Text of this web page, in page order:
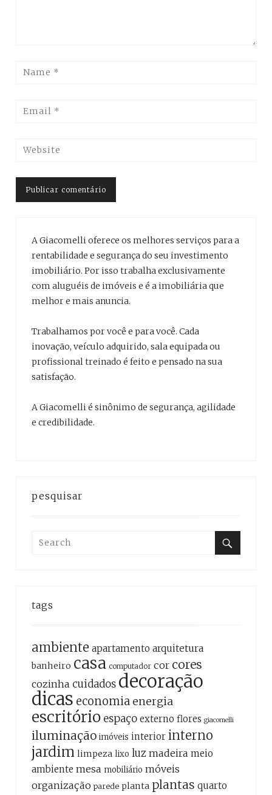
A Giacomelli oferece os melhores serviços para a
rentabilidade e segurança do seu investimento
imobiliário. Por isso trabalha exclusivamente
com aluguéis de imóveis e é a imobiliária que
melhor e mais anuncia.
Trabalhamos por você e para você. Cada
inovação, veículo adquirido, sala equipada ou
profissional treinado é feito e pensado na sua
satisfação.
A Giacomelli é sinônimo de segurança, agilidade
e credibilidade.
pesquisar
Search
tags
ambiente apartamento arquitetura
banheiro casa computador cor cores
cozinha cuidados decoração
dicas economia energia
escritório espaço externo flores giacomelli
iluminação imóveis interior interno
jardim limpeza lixo luz madeira meio
ambiente mesa mobiliário móveis
organização parede planta plantas quarto